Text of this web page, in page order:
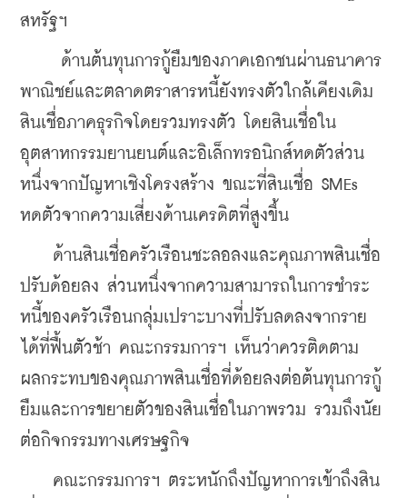
สหรัฐฯ
ด้านต้นทุนการกู้ยืมของภาคเอกชนผ่านธนาคาร
พาณิชย์และตลาดตราสารหนี้ยังทรงตัวใกล้เคียงเดิม
สินเชื่อภาคธุรกิจโดยรวมทรงตัว โดยสินเชื่อใน
อุตสาหกรรมยานยนต์และอิเล็กทรอนิกส์หดตัวส่วน
หนึ่งจากปัญหาเชิงโครงสร้าง ขณะที่สินเชื่อ SMEs
หดตัวจากความเสี่ยงด้านเครดิตที่สูงขึ้น
ด้านสินเชื่อครัวเรือนชะลอลงและคุณภาพสินเชื่อ
ปรับด้อยลง ส่วนหนึ่งจากความสามารถในการชำระ
หนี้ของครัวเรือนกลุ่มเปราะบางที่ปรับลดลงจากราย
ได้ที่ฟื้นตัวช้า คณะกรรมการฯ เห็นว่าควรติดตาม
ผลกระทบของคุณภาพสินเชื่อที่ด้อยลงต่อต้นทุนการกู้
ยืมและการขยายตัวของสินเชื่อในภาพรวม รวมถึงนัย
ต่อกิจกรรมทางเศรษฐกิจ
คณะกรรมการฯ ตระหนักถึงปัญหาการเข้าถึงสิน